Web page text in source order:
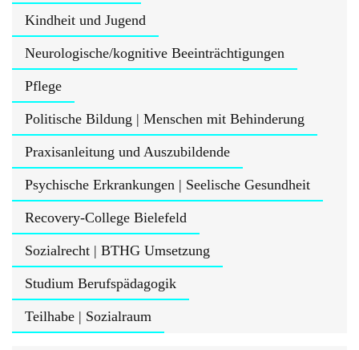
Kindheit und Jugend
Neurologische/kognitive Beeinträchtigungen
Pflege
Politische Bildung | Menschen mit Behinderung
Praxisanleitung und Auszubildende
Psychische Erkrankungen | Seelische Gesundheit
Recovery-College Bielefeld
Sozialrecht | BTHG Umsetzung
Studium Berufspädagogik
Teilhabe | Sozialraum